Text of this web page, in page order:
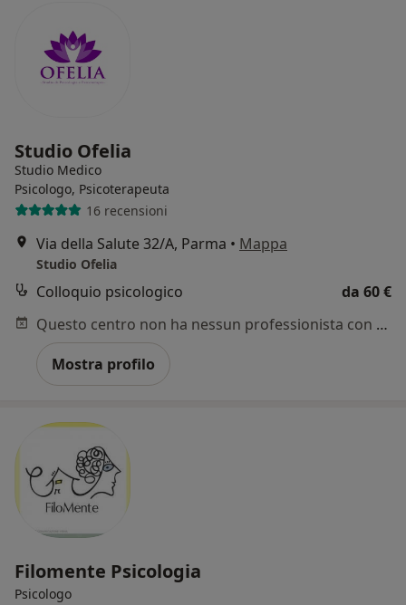
Studio Ofelia
Studio Medico
Psicologo, Psicoterapeuta
16 recensioni
Via della Salute 32/A, Parma • Mappa
Studio Ofelia
Colloquio psicologico
da 60 €
Questo centro non ha nessun professionista con date disponibili
Mostra profilo
Filomente Psicologia
Psicologo